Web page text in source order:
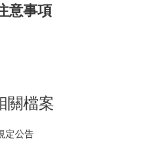
意事項
關檔案
定公告